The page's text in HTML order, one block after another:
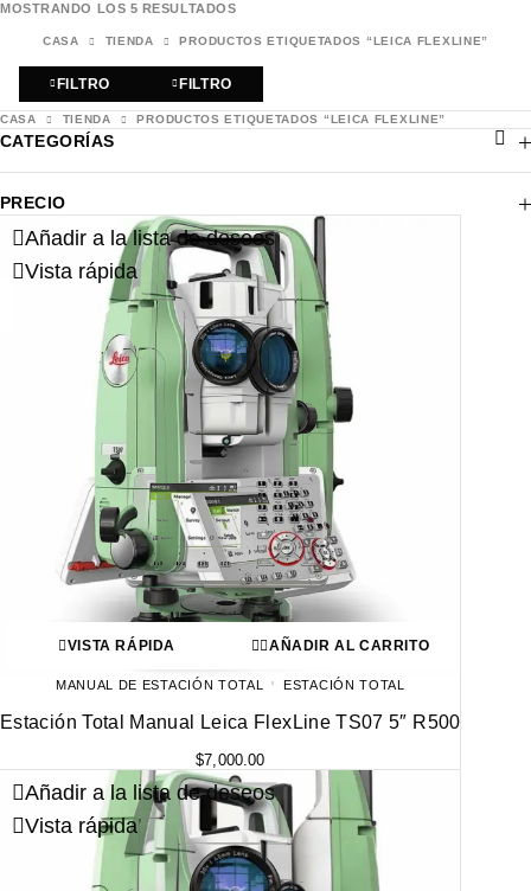
MOSTRANDO LOS 5 RESULTADOS
CASA TIENDA PRODUCTOS ETIQUETADOS “LEICA FLEXLINE”
FILTRO FILTRO
CASA TIENDA PRODUCTOS ETIQUETADOS “LEICA FLEXLINE”
CATEGORÍAS
PRECIO
Añadir a la lista de deseos
Vista rápida
VISTA RÁPIDA AÑADIR AL CARRITO
MANUAL DE ESTACIÓN TOTAL ESTACIÓN TOTAL
Estación Total Manual Leica FlexLine TS07 5″ R500
$7,000.00
Añadir a la lista de deseos
Vista rápida